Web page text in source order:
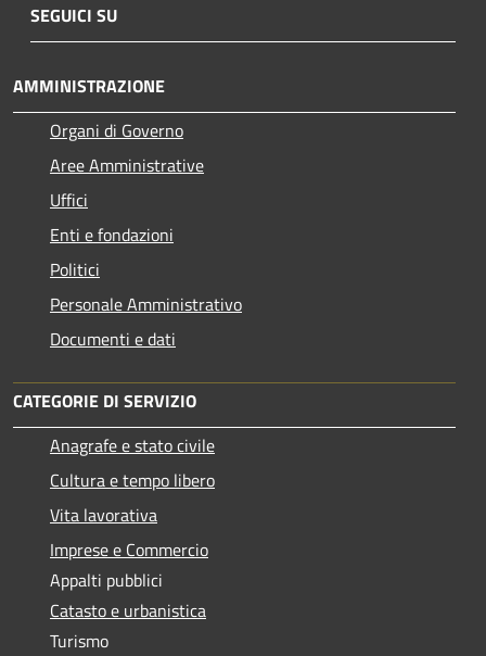
SEGUICI SU
AMMINISTRAZIONE
Organi di Governo
Aree Amministrative
Uffici
Enti e fondazioni
Politici
Personale Amministrativo
Documenti e dati
CATEGORIE DI SERVIZIO
Anagrafe e stato civile
Cultura e tempo libero
Vita lavorativa
Imprese e Commercio
Appalti pubblici
Catasto e urbanistica
Turismo